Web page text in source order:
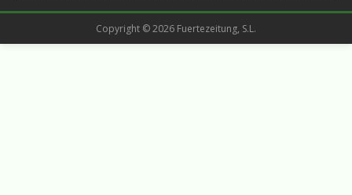
Copyright © 2026 Fuertezeitung, S.L.